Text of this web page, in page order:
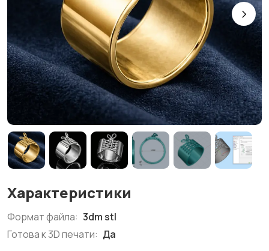
Характеристики
Формат файла: 3dm stl
Готова к 3D печати: Да